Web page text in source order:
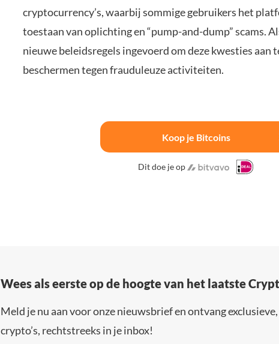
cryptocurrency’s, waarbij sommige gebruikers het
toestaan van oplichting en “pump-and-dump” scams.
nieuwe beleidsregels ingevoerd om deze kwesties aan
beschermen tegen frauduleuze activiteiten.
Koop je Bitcoins
Dit doe je op
Wees als eerste op de hoogte van het laatste
Meld je nu aan voor onze nieuwsbrief en ontvang
crypto’s, rechtstreeks in je inbox!